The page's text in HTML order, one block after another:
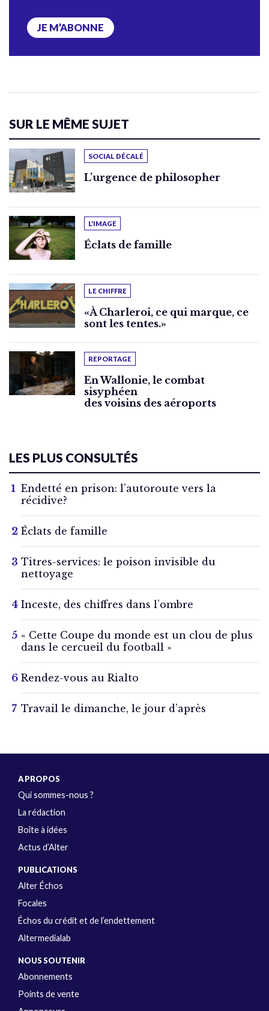
JE M’ABONNE
SUR LE MÊME SUJET
SOCIAL DÉCALÉ
L’urgence de philosopher
L'IMAGE
Éclats de famille
LE CHIFFRE
«À Charleroi, ce qui marque, ce
sont les tentes.»
REPORTAGE
En Wallonie, le combat
sisyphéen
des voisins des aéroports
LES PLUS CONSULTÉS
Endetté en prison: l’autoroute vers la
récidive?
Éclats de famille
Titres-services: le poison invisible du
nettoyage
Inceste, des chiffres dans l’ombre
« Cette Coupe du monde est un clou de plus
dans le cercueil du football »
Rendez-vous au Rialto
Travail le dimanche, le jour d’après
A PROPOS
Qui sommes-nous ?
La rédaction
Boîte à idées
Actus d’Alter
PUBLICATIONS
Alter Échos
Focales
Échos du crédit et de l’endettement
Altermedialab
NOUS SOUTENIR
Abonnements
Points de vente